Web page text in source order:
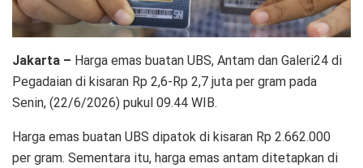
Jakarta – Harga emas buatan UBS, Antam dan Galeri24 di
Pegadaian di kisaran Rp 2,6-Rp 2,7 juta per gram pada
Senin, (22/6/2026) pukul 09.44 WIB.
Harga emas buatan UBS dipatok di kisaran Rp 2.662.000
per gram. Sementara itu, harga emas antam ditetapkan di